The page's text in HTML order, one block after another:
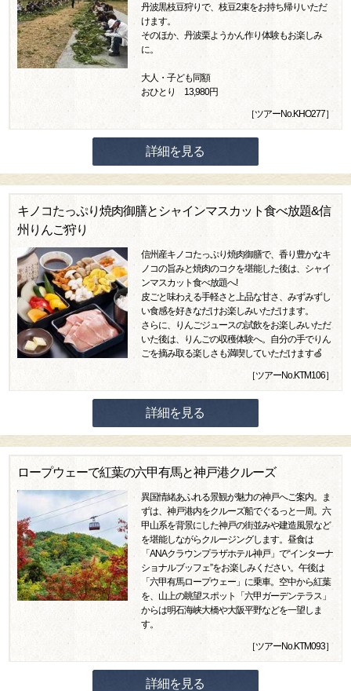
丹波黒枝豆狩りで、枝豆2束をお持ち帰りいただ
けます。
そのほか、丹波栗ようかん作り体験もお楽しみ
に。
大人・子ども同額
おひとり 13,980円
［ツアーNo.KHO277］
詳細を見る
キノコたっぷり焼肉御膳とシャインマスカット食べ放題&信
州りんご狩り
信州産キノコたっぷり焼肉御膳で、香り豊かなキ
ノコの旨みと焼肉のコクを堪能した後は、シャイ
ンマスカット食べ放題へ!
皮ごと味わえる手軽さと上品な甘さ、みずみずし
い食感を好きなだけお楽しみいただけます。
さらに、りんごジュースの試飲をお楽しみいただ
いた後は、りんごの収穫体験へ。自分の手でりん
ごを摘み取る楽しさも満喫していただけます🍏
［ツアーNo.KTM106］
詳細を見る
ロープウェーで紅葉の六甲有馬と神戸港クルーズ
異国情緒あふれる景観が魅力の神戸へご案内。ま
ずは、神戸港内をクルーズ船でぐるっと一周。六
甲山系を背景にした神戸の街並みや建造風景など
を堪能しながらクルージングします。昼食は
「ANAクラウンプラザホテル神戸」で“インターナ
ショナルブッフェ”をお楽しみください。午後は
「六甲有馬ロープウェー」に乗車。空中から紅葉
を、山上の眺望スポット「六甲ガーデンテラス」
からは明石海峡大橋や大阪平野などを一望しま
す。
［ツアーNo.KTM093］
詳細を見る